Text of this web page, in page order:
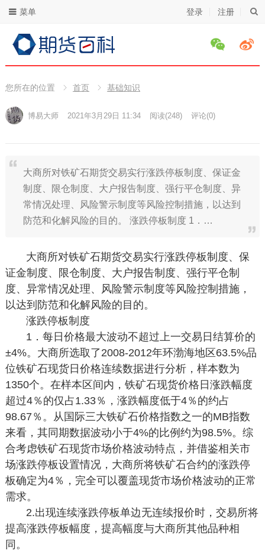
登录 注册
菜单
您所在的位置 首页 基础知识
博易大师 2021年3月29日 11:34 阅读(248) 评论(0)
大商所对铁矿石期货交易实行涨跌停板制度、保证金
制度、限仓制度、大户报告制度、强行平仓制度、异
常情况处理、风险警示制度等风险控制措施，以达到
防范和化解风险的目的。 涨跌停板制度 1．…
大商所对铁矿石期货交易实行涨跌停板制度、保
证金制度、限仓制度、大户报告制度、强行平仓制
度、异常情况处理、风险警示制度等风险控制措施，
以达到防范和化解风险的目的。
涨跌停板制度
1．每日价格最大波动不超过上一交易日结算价的
±4%。大商所选取了2008-2012年环渤海地区63.5%品
位铁矿石现货日价格连续数据进行分析，样本数为
1350个。在样本区间内，铁矿石现货价格日涨跌幅度
超过4％的仅占1.33％，涨跌幅度低于4％的约占
98.67％。从国际三大铁矿石价格指数之一的MB指数
来看，其同期数据波动小于4%的比例约为98.5%。综
合考虑铁矿石现货市场价格波动特点，并借鉴相关市
场涨跌停板设置情况，大商所将铁矿石合约的涨跌停
板确定为4％，完全可以覆盖现货市场价格波动的正常
需求。
2.出现连续涨跌停板单边无连续报价时，交易所将
提高涨跌停板幅度，提高幅度与大商所其他品种相
同。